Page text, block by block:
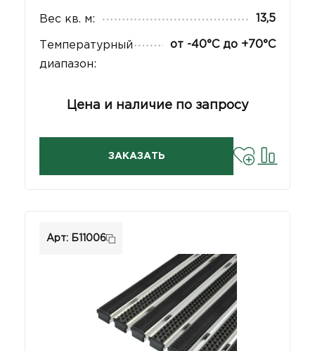
Вес кв. м: 13,5
Температурный
диапазон:
от -40°С до +70°С
Цена и наличие по запросу
ЗАКАЗАТЬ
Арт: Б11006